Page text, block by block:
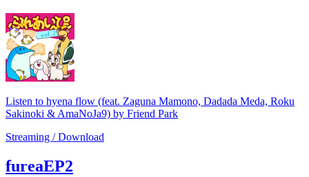
Listen to hyena flow (feat. Zaguna Mamono, Dadada Meda, Roku
Sakinoki & AmaNoJa9) by Friend Park
Streaming / Download
fureaEP2